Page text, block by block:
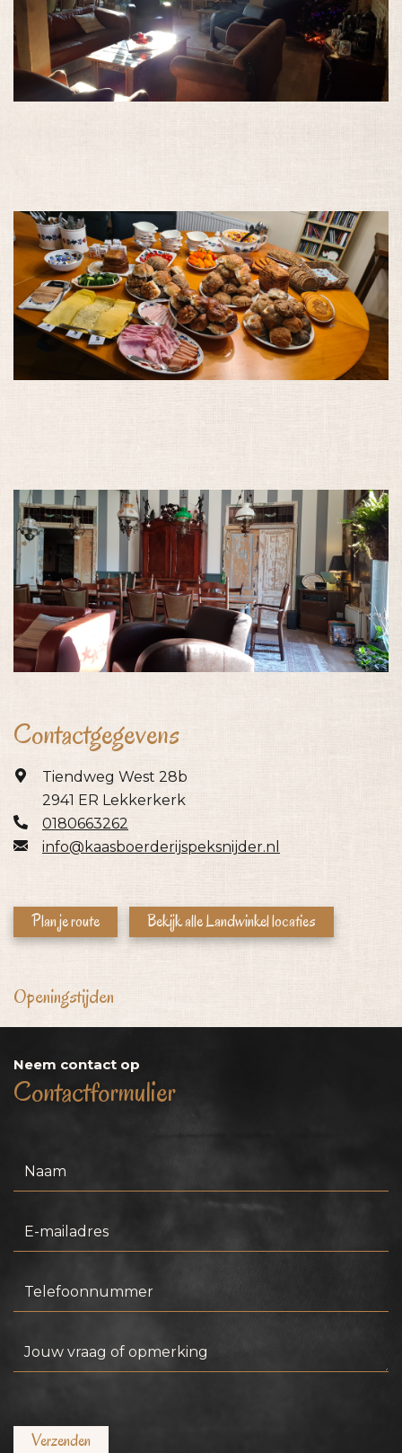
Contactgegevens
Tiendweg West 28b
2941 ER Lekkerkerk
0180663262
info@kaasboerderijspeksnijder.nl
Plan je route Bekijk alle Landwinkel locaties
Openingstijden
Neem contact op
Contactformulier
Naam
E-
mailadres
Telefoonnummer
Jouw
vraag
Verzenden